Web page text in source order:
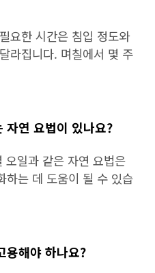
요한 시간은 침입 정도와
라집니다. 며칠에서 몇 주
자연 요법이 있나요?
오일과 같은 자연 요법은
하는 데 도움이 될 수 있습
용해야 하나요?